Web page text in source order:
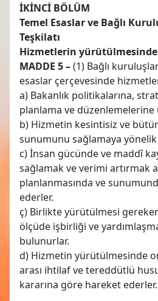
İKİNCİ BÖLÜM
Temel Esaslar ve Bağlı
Teşkilatı
Hizmetlerin
MADDE 5 –(1) Bağlı
esaslar çerçevesinde
a) Bakanlık politikalarına,
planlama ve düzenlemelerine
b) Hizmetin kesintisiz ve
sunumunu sağlamaya
c) İnsan gücünde ve maddî
sağlamak ve verimi artırmak
planlanmasında ve
ederler.
ç) Birlikte yürütülmesi
ölçüde işbirliği ve
bulunurlar.
d) Hizmetin yürütülmesinde
arası ihtilaf ve tereddütlü
kararına göre hareket ederler.